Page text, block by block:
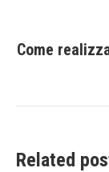
Come
Related